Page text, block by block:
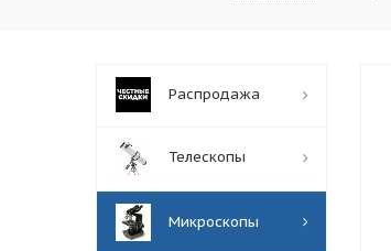
Распродажа
Телескопы
Микроскопы